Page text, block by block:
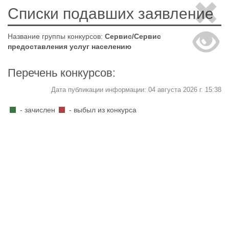
Списки подавших заявление
Название группы конкурсов: Сервис/Сервис
предоставления услуг населению
Перечень конкурсов:
Дата публикации информации: 04 августа 2026 г. 15:38
- зачислен - выбыл из конкурса